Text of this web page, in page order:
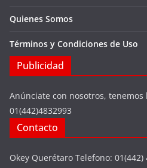
Quienes Somos
Términos y Condiciones de Uso
Publicidad
Anúnciate con nosotros,
01(442)4832993
Contacto
Okey Querétaro Telefono: 01(442)